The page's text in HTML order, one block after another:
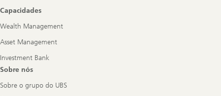
Footer
Navigation
Capacidades
Wealth Management
Asset Management
Investment Bank
Sobre nós
Sobre o grupo do UBS